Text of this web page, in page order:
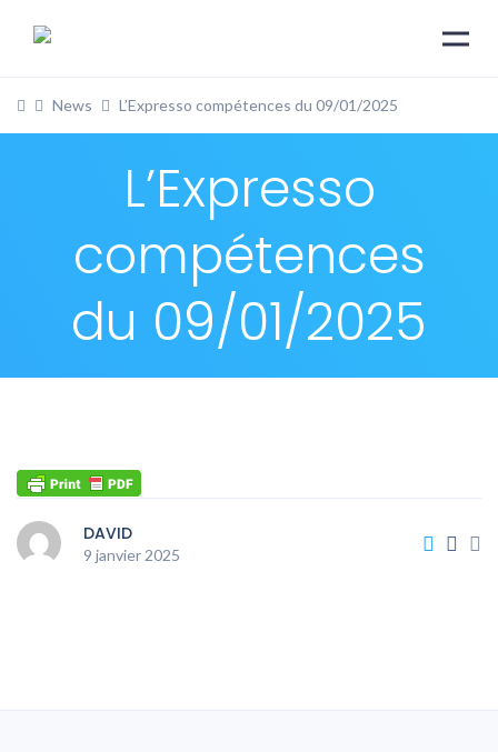
News L’Expresso compétences du 09/01/2025
L’Expresso
compétences
du 09/01/2025
DAVID
9 janvier 2025